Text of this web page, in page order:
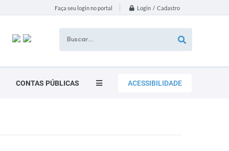
Faça seu login no portal Login / Cadastro
ACESSIBILIDADE
CONTAS PÚBLICAS